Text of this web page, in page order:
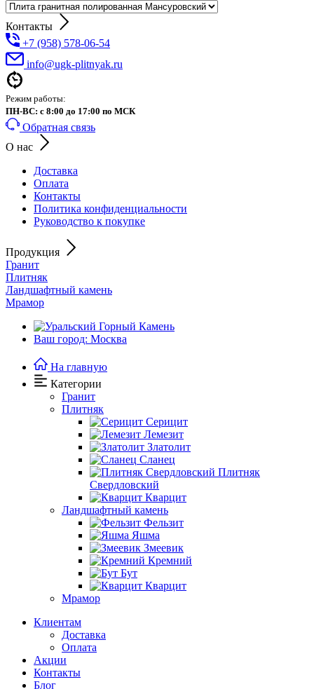
Контакты
+7 (958) 578-06-54
info@ugk-plitnyak.ru
Режим работы:
ПН-ВС: с 8:00 до 17:00 по МСК
Обратная связь
О нас
Доставка
Оплата
Контакты
Политика конфиденциальности
Руководство к покупке
Продукция
Гранит
Плитняк
Ландшафтный камень
Мрамор
Ваш город: Москва
На главную
Категории
Гранит
Плитняк
Серицит
Лемезит
Златолит
Сланец
Плитняк
Свердловский
Кварцит
Ландшафтный камень
Фельзит
Яшма
Змеевик
Кремний
Бут
Кварцит
Мрамор
Клиентам
Доставка
Оплата
Акции
Контакты
Блог